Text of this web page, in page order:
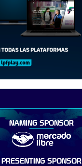
NAMING SPONSOR
PRESENTING SPONSOR